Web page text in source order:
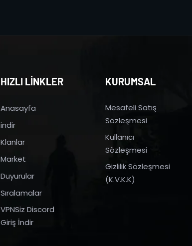
HIZLI LİNKLER
Anasayfa
indir
Klanlar
Market
Duyurular
Sıralamalar
VPNSiz Discord
Giriş İndir
KURUMSAL
Mesafeli Satış
Sözleşmesi
Kullanıcı
Sözleşmesi
Gizlilik Sözleşmesi
(K.V.K.K)